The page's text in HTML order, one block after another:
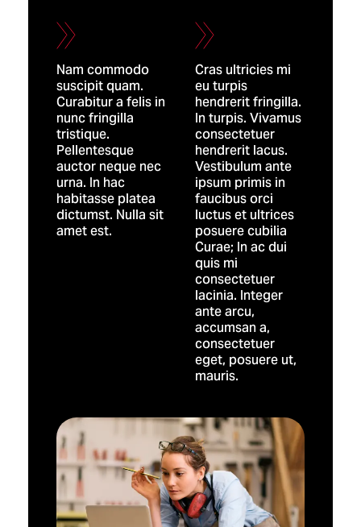
Nam commodo
suscipit quam.
Curabitur a felis in
nunc fringilla
tristique.
Pellentesque
auctor neque nec
urna. In hac
habitasse platea
dictumst. Nulla sit
amet est.
Cras ultricies mi
eu turpis
hendrerit fringilla.
In turpis. Vivamus
consectetuer
hendrerit lacus.
Vestibulum ante
ipsum primis in
faucibus orci
luctus et ultrices
posuere cubilia
Curae; In ac dui
quis mi
consectetuer
lacinia. Integer
ante arcu,
accumsan a,
consectetuer
eget, posuere ut,
mauris.